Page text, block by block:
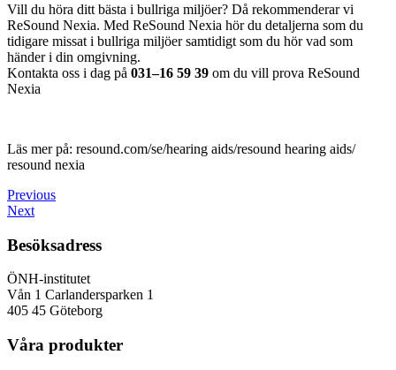
Vill du höra ditt bästa i bullriga miljöer? Då rekommenderar vi
ReSound Nexia. Med ReSound Nexia hör du detaljerna som du
tidigare missat i bullriga miljöer samtidigt som du hör vad som
händer i din omgivning.
Kontakta oss i dag på 031–16 59 39 om du vill prova ReSound
Nexia
Läs mer på: resound.com/se/hearing aids/resound hearing aids/
resound nexia
Inläggsnavigering
Previous
Post
Previous
Next
Next
Besöksadress
ÖNH-institutet
Vån 1 Carlandersparken 1
405 45 Göteborg
Våra produkter